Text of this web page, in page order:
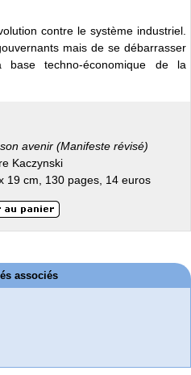
contre le système industriel.
mais de se débarrasser
techno-économique de la
avenir (Manifeste révisé)
Kaczynski
19 cm, 130 pages, 14 euros
associés